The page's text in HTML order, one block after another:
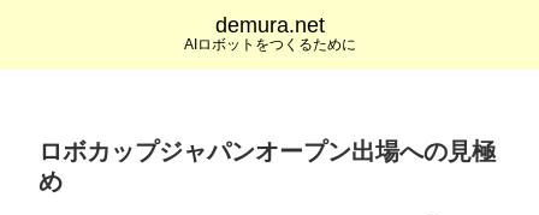
demura.net
AIロボットをつくるために
ロボカップジャパンオープン出場への見極
め